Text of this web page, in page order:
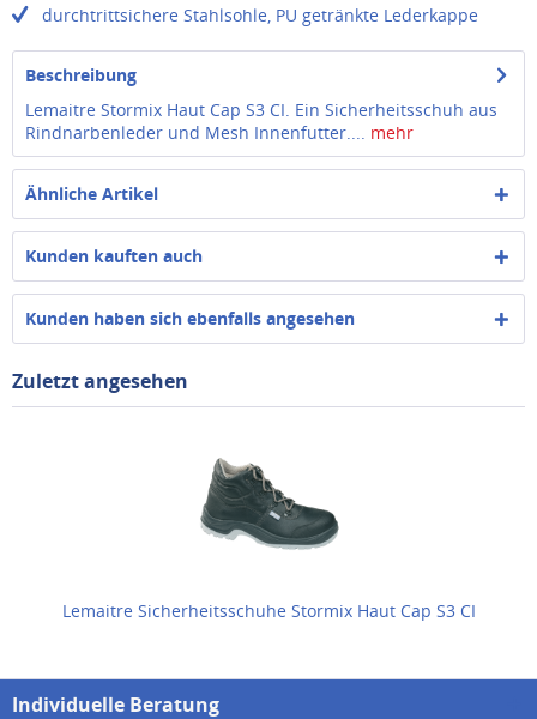
durchtrittsichere Stahlsohle, PU getränkte Lederkappe
Beschreibung
Lemaitre Stormix Haut Cap S3 CI. Ein Sicherheitsschuh aus
Rindnarbenleder und Mesh Innenfutter.... mehr
Ähnliche Artikel
Kunden kauften auch
Kunden haben sich ebenfalls angesehen
Zuletzt angesehen
Lemaitre Sicherheitsschuhe Stormix Haut Cap S3 CI
Individuelle Beratung